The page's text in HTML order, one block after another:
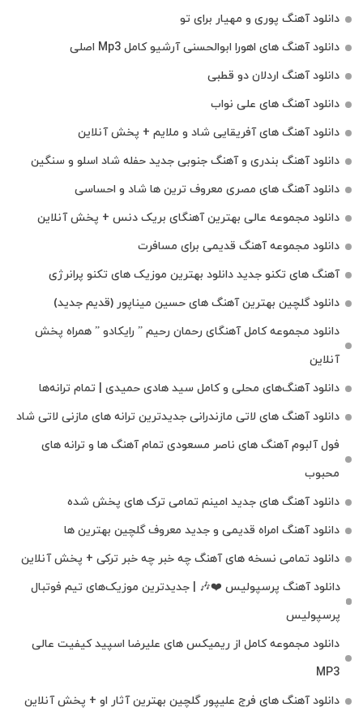
دانلود آهنگ پوری و مهیار برای تو
دانلود آهنگ های اهورا ابوالحسنی آرشیو کامل Mp3 اصلی
دانلود آهنگ اردلان دو قطبی
دانلود آهنگ های علی نواب
دانلود آهنگ های آفریقایی شاد و ملایم + پخش آنلاین
دانلود آهنگ بندری و آهنگ جنوبی جدید حفله شاد اسلو و سنگین
دانلود آهنگ های مصری معروف ترین ها شاد و احساسی
دانلود مجموعه عالی بهترین آهنگای بریک دنس + پخش آنلاین
دانلود مجموعه آهنگ قدیمی برای مسافرت
آهنگ های تکنو جدید دانلود بهترین موزیک های تکنو پرانرژی
دانلود گلچین بهترین آهنگ های حسین میناپور (قدیم جدید)
دانلود مجموعه کامل آهنگای رحمان رحیم ” رایکادو ” همراه پخش
آنلاین
دانلود آهنگ‌های محلی و کامل سید هادی حمیدی | تمام ترانه‌ها
دانلود آهنگ‌ های لاتی مازندرانی جدیدترین ترانه های مازنی لاتی شاد
فول آلبوم آهنگ‌ های ناصر مسعودی تمام آهنگ‌ ها و ترانه‌ های
محبوب
دانلود آهنگ های جدید امینم تمامی ترک های پخش شده
دانلود آهنگ امراه قدیمی و جدید معروف گلچین بهترین ها
دانلود تمامی نسخه های آهنگ چه خبر چه خبر ترکی + پخش آنلاین
دانلود آهنگ پرسپولیس ❤️🎶 | جدیدترین موزیک‌های تیم فوتبال
پرسپولیس
دانلود مجموعه کامل از ریمیکس های علیرضا اسپید کیفیت عالی
MP3
دانلود آهنگ های فرج علیپور گلچین بهترین آثار او + پخش آنلاین